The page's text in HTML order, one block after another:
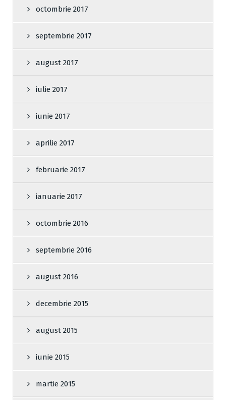
octombrie 2017
septembrie 2017
august 2017
iulie 2017
iunie 2017
aprilie 2017
februarie 2017
ianuarie 2017
octombrie 2016
septembrie 2016
august 2016
decembrie 2015
august 2015
iunie 2015
martie 2015